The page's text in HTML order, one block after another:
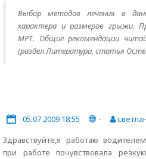
Выбор методов лечения в
характера и размеров грыжи.
МРТ. Общие рекомендации
(раздел Литература, статья
05.07.2009 18:55 -
Здравствуйте,я работаю
при работе почувствовала